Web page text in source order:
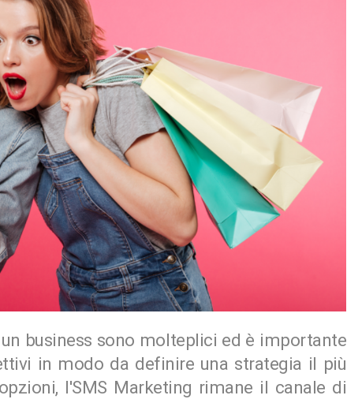
business sono molteplici ed è importante
in modo da definire una strategia il più
l'SMS Marketing rimane il canale di